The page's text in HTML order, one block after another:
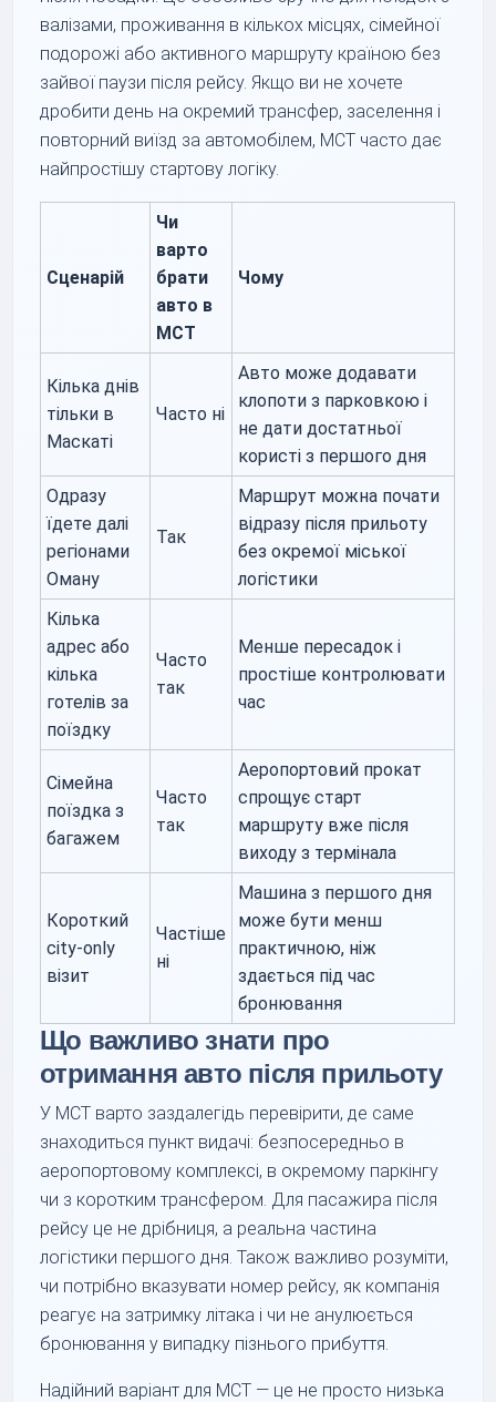
валізами, проживання в кількох місцях, сімейної
подорожі або активного маршруту країною без
зайвої паузи після рейсу. Якщо ви не хочете
дробити день на окремий трансфер, заселення і
повторний виїзд за автомобілем, MCT часто дає
найпростішу стартову логіку.
Сценарій
Чи
варто
брати
авто в
MCT
Чому
Кілька днів
тільки в
Маскаті
Часто ні
Авто може додавати
клопоти з парковкою і
не дати достатньої
користі з першого дня
Одразу
їдете далі
регіонами
Оману
Так
Маршрут можна почати
відразу після прильоту
без окремої міської
логістики
Кілька
адрес або
кілька
готелів за
поїздку
Часто
так
Менше пересадок і
простіше контролювати
час
Сімейна
поїздка з
багажем
Часто
так
Аеропортовий прокат
спрощує старт
маршруту вже після
виходу з термінала
Короткий
city-only
візит
Частіше
ні
Машина з першого дня
може бути менш
практичною, ніж
здається під час
бронювання
Що важливо знати про
отримання авто після прильоту
У MCT варто заздалегідь перевірити, де саме
знаходиться пункт видачі: безпосередньо в
аеропортовому комплексі, в окремому паркінгу
чи з коротким трансфером. Для пасажира після
рейсу це не дрібниця, а реальна частина
логістики першого дня. Також важливо розуміти,
чи потрібно вказувати номер рейсу, як компанія
реагує на затримку літака і чи не анулюється
бронювання у випадку пізнього прибуття.
Надійний варіант для MCT — це не просто низька